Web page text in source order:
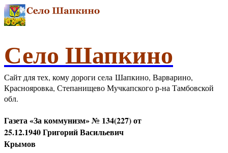
Село Шапкино
Сайт для тех, кому дороги села Шапкино, Варварино,
Краснояровка, Степанищево Мучкапского р-на Тамбовской
обл.
Газета «За коммунизм» № 134(227) от
25.12.1940 Григорий Васильевич
Крымов